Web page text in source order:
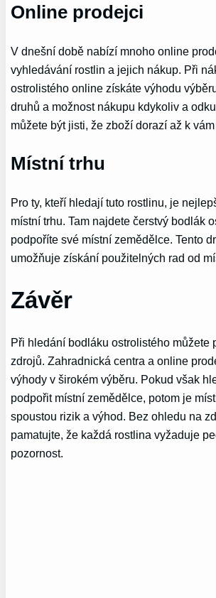
Online prodejci
V dnešní době nabízí mnoho online
vyhledávání rostlin a jejich nákup. Při
ostrolistého online získáte výhodu
druhů a možnost nákupu kdykoliv a
můžete být jisti, že zboží dorazí až k
Místní trhu
Pro ty, kteří hledají tuto rostlinu, je
místní trhu. Tam najdete čerstvý bodlák
podpoříte své místní zemědělce. Tento
umožňuje získání použitelných rad od
Závěr
Při hledání bodláku ostrolistého můžete
zdrojů. Zahradnická centra a online
výhody v širokém výběru. Pokud však
podpořit místní zemědělce, potom je
spoustou rizik a výhod. Bez ohledu na
pamatujte, že každá rostlina vyžaduje
pozornost.